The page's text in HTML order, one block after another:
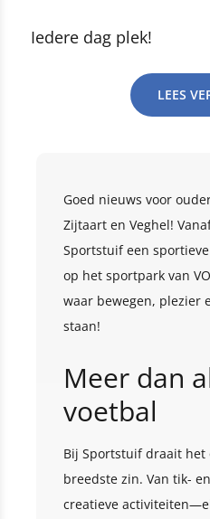
Iedere dag plek!
LEES
Goed nieuws voor
Zijtaart en Veghel!
Sportstuif een
op het sportpark van
waar bewegen, plezier
staan!
Meer dan
voetbal
Bij Sportstuif draait
breedste zin. Van tik-
creatieve